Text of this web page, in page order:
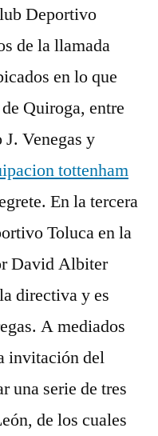
Deportivo
de la llamada
en lo que
Quiroga, entre
Venegas y
tottenham
En la tercera
Toluca en la
David Albiter
directiva y es
A mediados
invitación del
una serie de tres
de los cuales